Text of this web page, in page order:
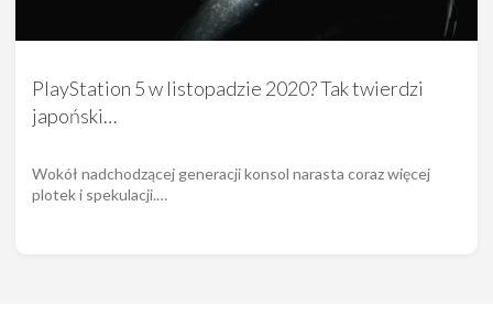
PlayStation 5 w listopadzie 2020? Tak twierdzi
japoński…
Wokół nadchodzącej generacji konsol narasta coraz więcej
plotek i spekulacji.…